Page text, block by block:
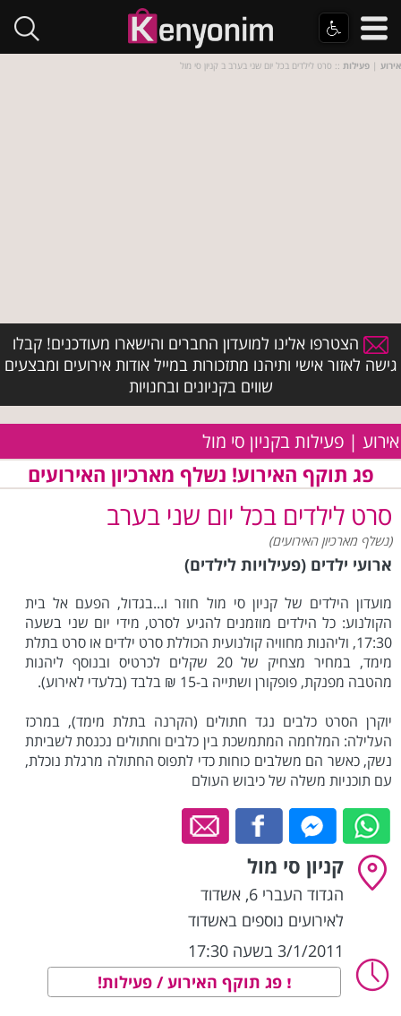
אירוע | פעילות :: סרט לילדים בכל יום שני בערב ב קניון סי מול
הצטרפו אלינו למועדון החברים והישארו מעודכנים! קבלו
גישה לאזור אישי ותיהנו מתזכורות במייל אודות אירועים ומבצעים
שווים בקניונים ובחנויות
אירוע | פעילות בקניון סי מול
פג תוקף האירוע! נשלף מארכיון האירועים
סרט לילדים בכל יום שני בערב
(נשלף מארכיון האירועים)
ארועי ילדים (פעילויות לילדים)
מועדון הילדים של קניון סי מול חוזר ו...בגדול, הפעם אל בית
הקולנוע: כל הילדים מוזמנים להגיע לסרט, מידי יום שני בשעה
17:30, וליהנות מחוויה קולנועית הכוללת סרט ילדים או סרט בתלת
מימד, במחיר מצחיק של 20 שקלים לכרטיס ובנוסף ליהנות
מהטבה מפנקת, פופקורן ושתייה ב-15 ₪ בלבד (בלעדי לאירוע).
יוקרן הסרט כלבים נגד חתולים (הקרנה בתלת מימד), במרכז
העלילה: המלחמה המתמשכת בין כלבים וחתולים נכנסת לשביתת
נשק, כאשר הם משלבים כוחות כדי לתפוס החתולה מרגלת נוכלת,
עם תוכניות משלה של כיבוש העולם
קניון סי מול
הגדוד העברי 6 , אשדוד
לאירועים נוספים באשדוד
3/1/2011 בשעה 17:30
פג תוקף האירוע / פעילות!